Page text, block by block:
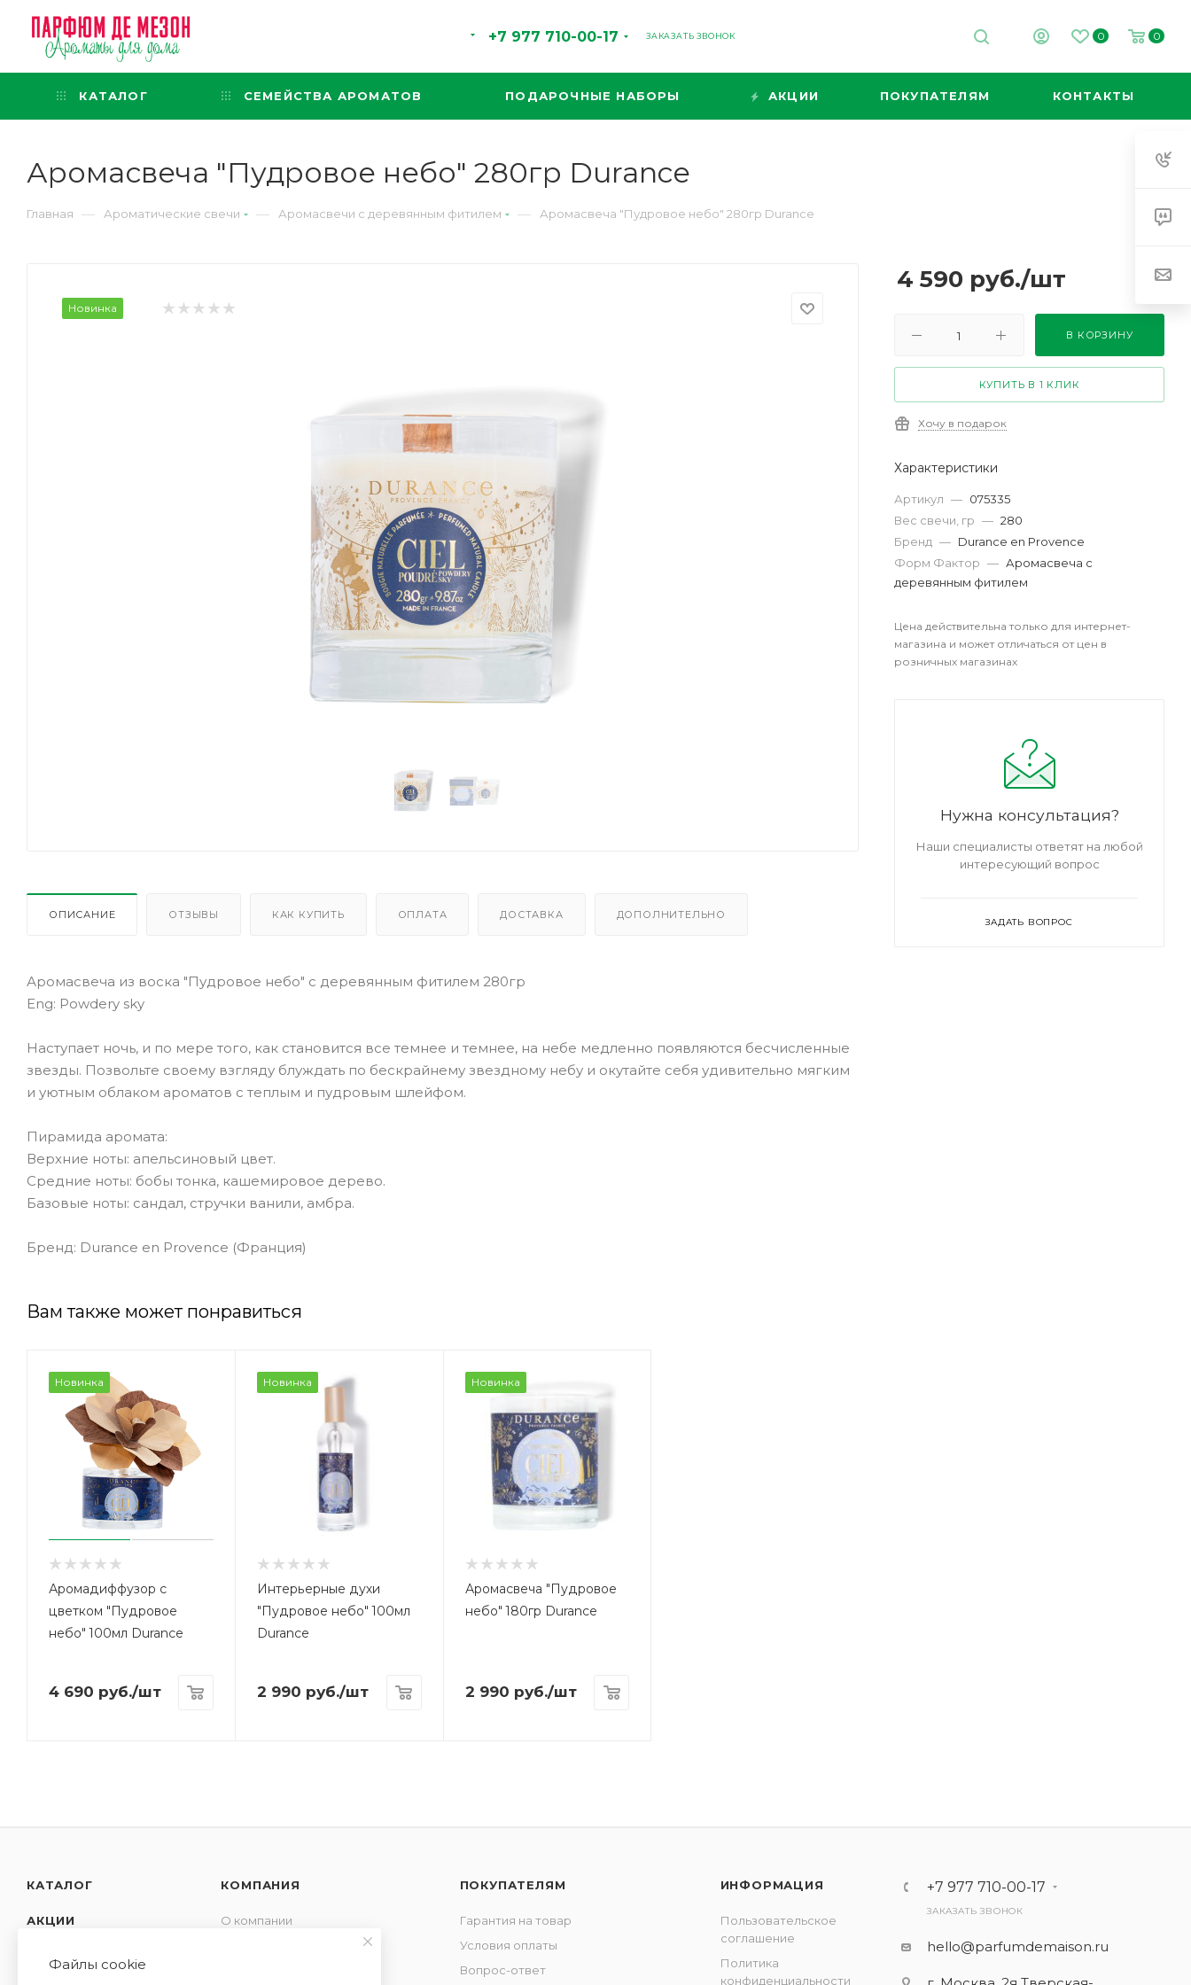
+7 977 710-00-17 ЗАКАЗАТЬ ЗВОНОК 0 0
КАТАЛОГ СЕМЕЙСТВА АРОМАТОВ ПОДАРОЧНЫЕ НАБОРЫ АКЦИИ ПОКУПАТЕЛЯМ КОНТАКТЫ
Аромасвеча "Пудровое небо" 280гр Durance
Главная — Ароматические свечи — Аромасвечи с деревянным фитилем — Аромасвеча "Пудровое небо" 280гр Durance
Новинка
ОПИСАНИЕ ОТЗЫВЫ КАК КУПИТЬ ОПЛАТА ДОСТАВКА ДОПОЛНИТЕЛЬНО
Аромасвеча из воска "Пудровое небо" с деревянным фитилем 280гр
Eng: Powdery sky
Наступает ночь, и по мере того, как становится все темнее и темнее, на небе медленно появляются бесчисленные
звезды. Позвольте своему взгляду блуждать по бескрайнему звездному небу и окутайте себя удивительно мягким
и уютным облаком ароматов с теплым и пудровым шлейфом.
Пирамида аромата:
Верхние ноты: апельсиновый цвет.
Средние ноты: бобы тонка, кашемировое дерево.
Базовые ноты: сандал, стручки ванили, амбра.
Бренд: Durance en Provence (Франция)
Вам также может понравиться
Новинка
Аромадиффузор с
цветком "Пудровое
небо" 100мл Durance
4 690 руб./шт
Новинка
Интерьерные духи
"Пудровое небо" 100мл
Durance
2 990 руб./шт
Новинка
Аромасвеча "Пудровое
небо" 180гр Durance
2 990 руб./шт
4 590 руб./шт
В КОРЗИНУ
КУПИТЬ В 1 КЛИК
Хочу в подарок
Характеристики
Артикул — 075335
Вес свечи, гр — 280
Бренд — Durance en Provence
Форм Фактор — Аромасвеча с
деревянным фитилем
Цена действительна только для интернет-
магазина и может отличаться от цен в
розничных магазинах
Нужна консультация?
Наши специалисты ответят на любой
интересующий вопрос
ЗАДАТЬ ВОПРОС
КАТАЛОГ
АКЦИИ
КОМПАНИЯ
О компании
ПОКУПАТЕЛЯМ
Гарантия на товар
Условия оплаты
Вопрос-ответ
ИНФОРМАЦИЯ
Пользовательское
соглашение
Политика
конфиденциальности
+7 977 710-00-17
ЗАКАЗАТЬ ЗВОНОК
hello@parfumdemaison.ru
Файлы cookie